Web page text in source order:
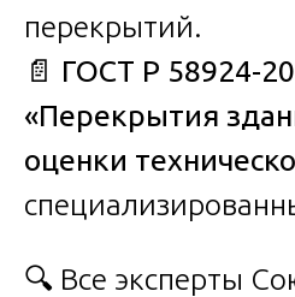
перекрытий.
📄 ГОСТ Р 58924-
«Перекрытия
оценки
🔍 Все эксперты